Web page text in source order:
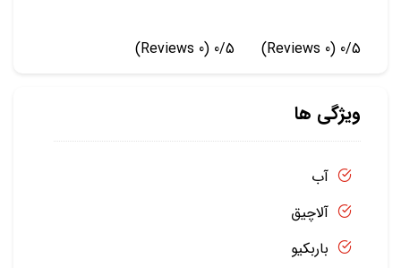
0/5
(0 Reviews)
0/5
(0 Reviews)
ویژگی ها
آب
آلاچیق
باربکیو